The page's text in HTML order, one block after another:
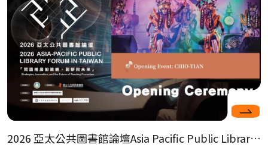
2026 亞太公共圖書館論壇Asia Pacific Public Library